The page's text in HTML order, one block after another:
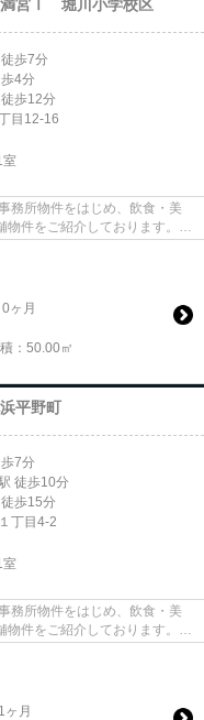
満宮Ⅰ 堀川小学校区
徒歩7分
歩4分
徒歩12分
目12-16
室
務所物件をはじめ、飲食・美
件をご紹介しております。
ヶ月
：50.00㎡
平野町
歩7分
徒歩10分
徒歩15分
１丁目4-2
室
務所物件をはじめ、飲食・美
件をご紹介しております。
ヶ月